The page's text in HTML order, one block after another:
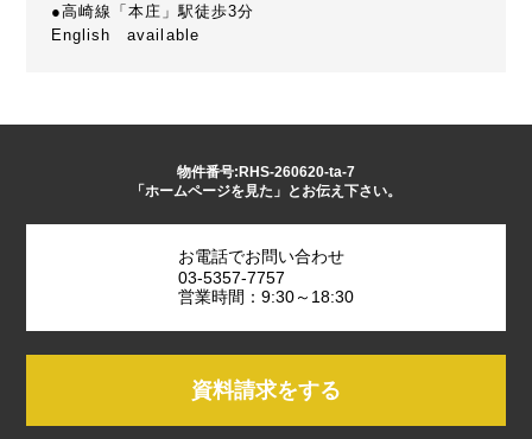
●高崎線「本庄」駅徒歩3分
English available
物件番号:RHS-260620-ta-7
「ホームページを見た」とお伝え下さい。
お電話でお問い合わせ
03-5357-7757
営業時間：9:30～18:30
資料請求をする